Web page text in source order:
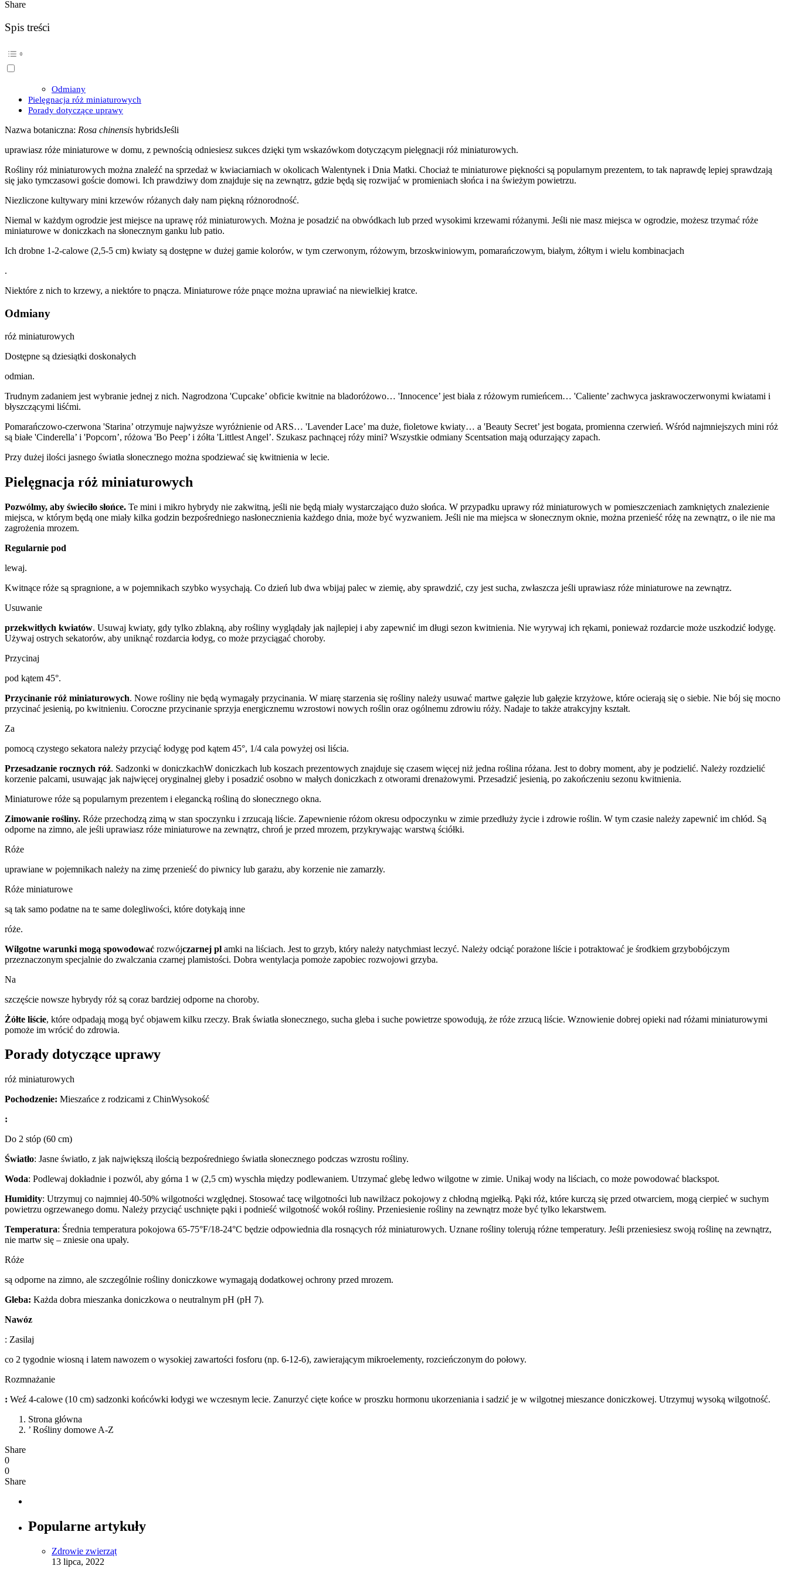
Share
Spis treści
Odmiany
Pielęgnacja róż miniaturowych
Porady dotyczące uprawy
Nazwa botaniczna: Rosa chinensis hybridsJeśli
uprawiasz róże miniaturowe w domu, z pewnością odniesiesz sukces dzięki tym wskazówkom dotyczącym pielęgnacji róż miniaturowych.
Rośliny róż miniaturowych można znaleźć na sprzedaż w kwiaciarniach w okolicach Walentynek i Dnia Matki. Chociaż te miniaturowe piękności są popularnym prezentem, to tak naprawdę lepiej sprawdzają
się jako tymczasowi goście domowi. Ich prawdziwy dom znajduje się na zewnątrz, gdzie będą się rozwijać w promieniach słońca i na świeżym powietrzu.
Niezliczone kultywary mini krzewów różanych dały nam piękną różnorodność.
Niemal w każdym ogrodzie jest miejsce na uprawę róż miniaturowych. Można je posadzić na obwódkach lub przed wysokimi krzewami różanymi. Jeśli nie masz miejsca w ogrodzie, możesz trzymać róże
miniaturowe w doniczkach na słonecznym ganku lub patio.
Ich drobne 1-2-calowe (2,5-5 cm) kwiaty są dostępne w dużej gamie kolorów, w tym czerwonym, różowym, brzoskwiniowym, pomarańczowym, białym, żółtym i wielu kombinacjach
.
Niektóre z nich to krzewy, a niektóre to pnącza. Miniaturowe róże pnące można uprawiać na niewielkiej kratce.
Odmiany
róż miniaturowych
Dostępne są dziesiątki doskonałych
odmian.
Trudnym zadaniem jest wybranie jednej z nich. Nagrodzona 'Cupcake’ obficie kwitnie na bladoróżowo… 'Innocence’ jest biała z różowym rumieńcem… 'Caliente’ zachwyca jaskrawoczerwonymi kwiatami i
błyszczącymi liśćmi.
Pomarańczowo-czerwona 'Starina’ otrzymuje najwyższe wyróżnienie od ARS… 'Lavender Lace’ ma duże, fioletowe kwiaty… a 'Beauty Secret’ jest bogata, promienna czerwień. Wśród najmniejszych mini róż
są białe 'Cinderella’ i 'Popcorn’, różowa 'Bo Peep’ i żółta 'Littlest Angel’. Szukasz pachnącej róży mini? Wszystkie odmiany Scentsation mają odurzający zapach.
Przy dużej ilości jasnego światła słonecznego można spodziewać się kwitnienia w lecie.
Pielęgnacja róż miniaturowych
Pozwólmy, aby świeciło słońce. Te mini i mikro hybrydy nie zakwitną, jeśli nie będą miały wystarczająco dużo słońca. W przypadku uprawy róż miniaturowych w pomieszczeniach zamkniętych znalezienie
miejsca, w którym będą one miały kilka godzin bezpośredniego nasłonecznienia każdego dnia, może być wyzwaniem. Jeśli nie ma miejsca w słonecznym oknie, można przenieść różę na zewnątrz, o ile nie ma
zagrożenia mrozem.
Regularnie pod
lewaj.
Kwitnące róże są spragnione, a w pojemnikach szybko wysychają. Co dzień lub dwa wbijaj palec w ziemię, aby sprawdzić, czy jest sucha, zwłaszcza jeśli uprawiasz róże miniaturowe na zewnątrz.
Usuwanie
przekwitłych kwiatów. Usuwaj kwiaty, gdy tylko zblakną, aby rośliny wyglądały jak najlepiej i aby zapewnić im długi sezon kwitnienia. Nie wyrywaj ich rękami, ponieważ rozdarcie może uszkodzić łodygę.
Używaj ostrych sekatorów, aby uniknąć rozdarcia łodyg, co może przyciągać choroby.
Przycinaj
pod kątem 45°.
Przycinanie róż miniaturowych. Nowe rośliny nie będą wymagały przycinania. W miarę starzenia się rośliny należy usuwać martwe gałęzie lub gałęzie krzyżowe, które ocierają się o siebie. Nie bój się mocno
przycinać jesienią, po kwitnieniu. Coroczne przycinanie sprzyja energicznemu wzrostowi nowych roślin oraz ogólnemu zdrowiu róży. Nadaje to także atrakcyjny kształt.
Za
pomocą czystego sekatora należy przyciąć łodygę pod kątem 45°, 1/4 cala powyżej osi liścia.
Przesadzanie rocznych róż. Sadzonki w doniczkachW doniczkach lub koszach prezentowych znajduje się czasem więcej niż jedna roślina różana. Jest to dobry moment, aby je podzielić. Należy rozdzielić
korzenie palcami, usuwając jak najwięcej oryginalnej gleby i posadzić osobno w małych doniczkach z otworami drenażowymi. Przesadzić jesienią, po zakończeniu sezonu kwitnienia.
Miniaturowe róże są popularnym prezentem i elegancką rośliną do słonecznego okna.
Zimowanie rośliny. Róże przechodzą zimą w stan spoczynku i zrzucają liście. Zapewnienie różom okresu odpoczynku w zimie przedłuży życie i zdrowie roślin. W tym czasie należy zapewnić im chłód. Są
odporne na zimno, ale jeśli uprawiasz róże miniaturowe na zewnątrz, chroń je przed mrozem, przykrywając warstwą ściółki.
Róże
uprawiane w pojemnikach należy na zimę przenieść do piwnicy lub garażu, aby korzenie nie zamarzły.
Róże miniaturowe
są tak samo podatne na te same dolegliwości, które dotykają inne
róże.
Wilgotne warunki mogą spowodować rozwójczarnej pl amki na liściach. Jest to grzyb, który należy natychmiast leczyć. Należy odciąć porażone liście i potraktować je środkiem grzybobójczym
przeznaczonym specjalnie do zwalczania czarnej plamistości. Dobra wentylacja pomoże zapobiec rozwojowi grzyba.
Na
szczęście nowsze hybrydy róż są coraz bardziej odporne na choroby.
Żółte liście, które odpadają mogą być objawem kilku rzeczy. Brak światła słonecznego, sucha gleba i suche powietrze spowodują, że róże zrzucą liście. Wznowienie dobrej opieki nad różami miniaturowymi
pomoże im wrócić do zdrowia.
Porady dotyczące uprawy
róż miniaturowych
Pochodzenie: Mieszańce z rodzicami z ChinWysokość
:
Do 2 stóp (60 cm)
Światło: Jasne światło, z jak największą ilością bezpośredniego światła słonecznego podczas wzrostu rośliny.
Woda: Podlewaj dokładnie i pozwól, aby górna 1 w (2,5 cm) wyschła między podlewaniem. Utrzymać glebę ledwo wilgotne w zimie. Unikaj wody na liściach, co może powodować blackspot.
Humidity: Utrzymuj co najmniej 40-50% wilgotności względnej. Stosować tacę wilgotności lub nawilżacz pokojowy z chłodną mgiełką. Pąki róż, które kurczą się przed otwarciem, mogą cierpieć w suchym
powietrzu ogrzewanego domu. Należy przyciąć uschnięte pąki i podnieść wilgotność wokół rośliny. Przeniesienie rośliny na zewnątrz może być tylko lekarstwem.
Temperatura: Średnia temperatura pokojowa 65-75°F/18-24°C będzie odpowiednia dla rosnących róż miniaturowych. Uznane rośliny tolerują różne temperatury. Jeśli przeniesiesz swoją roślinę na zewnątrz,
nie martw się – zniesie ona upały.
Róże
są odporne na zimno, ale szczególnie rośliny doniczkowe wymagają dodatkowej ochrony przed mrozem.
Gleba: Każda dobra mieszanka doniczkowa o neutralnym pH (pH 7).
Nawóz
: Zasilaj
co 2 tygodnie wiosną i latem nawozem o wysokiej zawartości fosforu (np. 6-12-6), zawierającym mikroelementy, rozcieńczonym do połowy.
Rozmnażanie
: Weź 4-calowe (10 cm) sadzonki końcówki łodygi we wczesnym lecie. Zanurzyć cięte końce w proszku hormonu ukorzeniania i sadzić je w wilgotnej mieszance doniczkowej. Utrzymuj wysoką wilgotność.
Strona główna
’ Rośliny domowe A-Z
Share
0
0
Share
Popularne artykuły
Zdrowie zwierząt
13 lipca, 2022